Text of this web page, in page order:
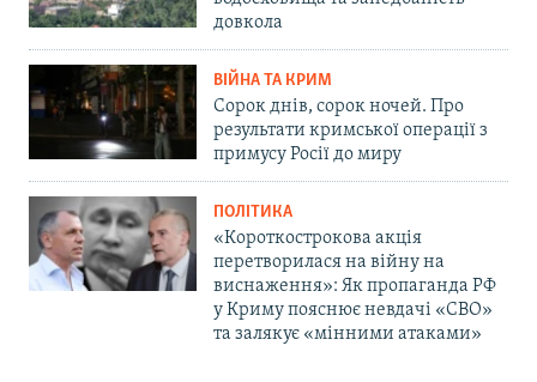
довкола
ВІЙНА ТА КРИМ
Сорок днів, сорок ночей. Про
результати кримської операції з
примусу Росії до миру
ПОЛІТИКА
«Короткострокова акція
перетворилася на війну на
виснаження»: Як пропаганда РФ
у Криму пояснює невдачі «СВО»
та залякує «мінними атаками»